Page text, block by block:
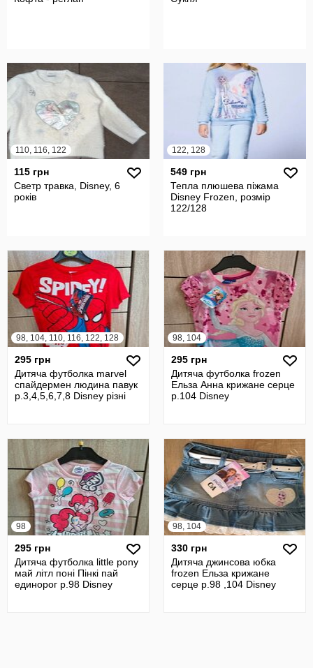
110, 116, 122
115 грн
Светр травка, Disney, 6
років
122, 128
549 грн
Тепла плюшева піжама
Disney Frozen, розмір
122/128
98, 104, 110, 116, 122, 128
295 грн
Дитяча футболка marvel
спайдермен людина павук
р.3,4,5,6,7,8 Disney різні
98, 104
295 грн
Дитяча футболка frozen
Ельза Анна крижане серце
р.104 Disney
98
295 грн
Дитяча футболка little pony
май літл поні Пінкі пай
единорог р.98 Disney
98, 104
330 грн
Дитяча джинсова юбка
frozen Ельза крижане
серце р.98 ,104 Disney